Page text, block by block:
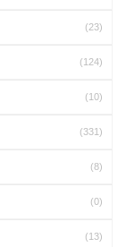
(23)
(124)
(10)
(331)
(8)
(0)
(13)